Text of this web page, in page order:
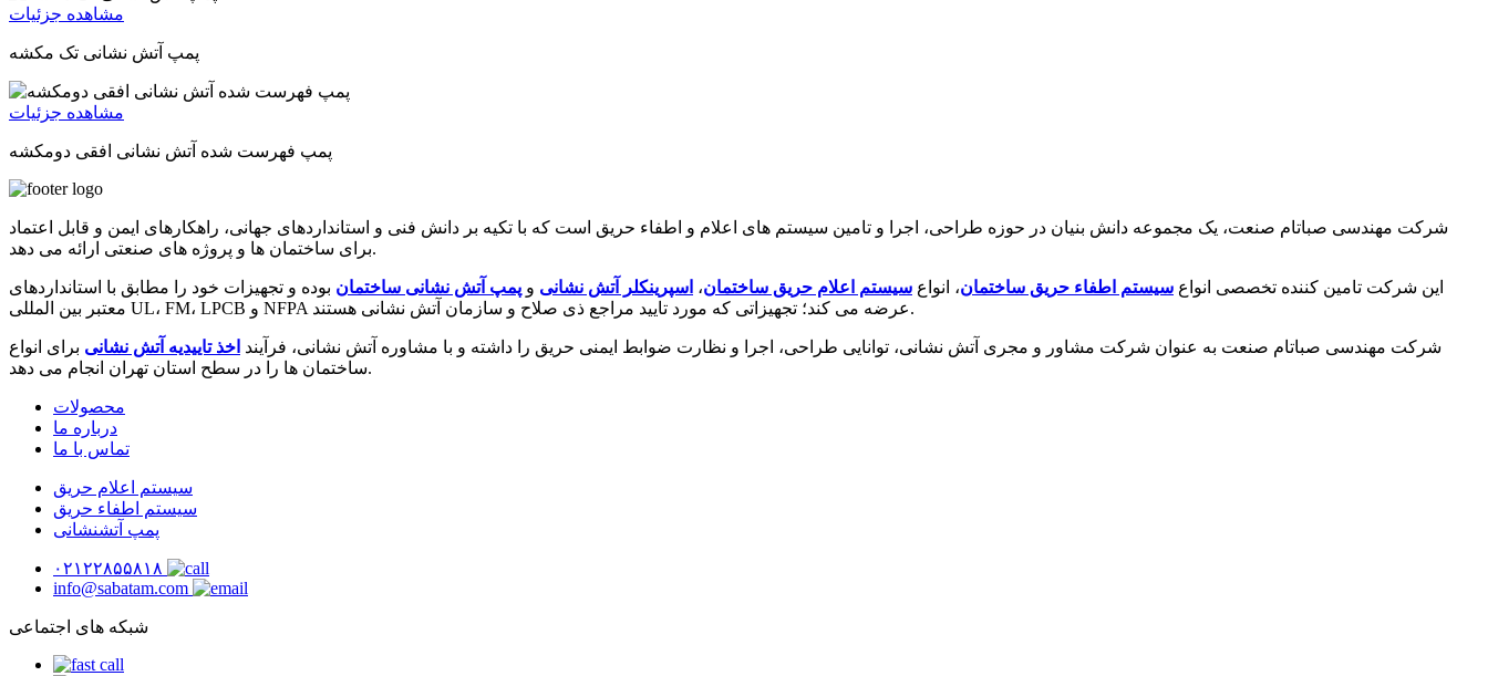
مشاهده جزئیات
پمپ آتش نشانی تک مکشه
مشاهده جزئیات
پمپ فهرست شده آتش نشانی افقی دومکشه
شرکت مهندسی صباتام صنعت، یک مجموعه دانش بنیان در حوزه طراحی، اجرا و تامین سیستم های اعلام و اطفاء حریق است که با تکیه بر دانش فنی و استانداردهای جهانی، راهکارهای ایمن و قابل اعتماد
برای ساختمان ها و پروژه های صنعتی ارائه می دهد.
این شرکت تامین کننده تخصصی انواع سیستم اطفاء حریق ساختمان، انواع سیستم اعلام حریق ساختمان، اسپرینکلر آتش نشانی و پمپ آتش نشانی ساختمان بوده و تجهیزات خود را مطابق با استانداردهای
معتبر بین المللی UL، FM، LPCB و NFPA عرضه می کند؛ تجهیزاتی که مورد تایید مراجع ذی صلاح و سازمان آتش نشانی هستند.
شرکت مهندسی صباتام صنعت به عنوان شرکت مشاور و مجری آتش نشانی، توانایی طراحی، اجرا و نظارت ضوابط ایمنی حریق را داشته و با مشاوره آتش نشانی، فرآیند اخذ تاییدیه آتش نشانی برای انواع
ساختمان ها را در سطح استان تهران انجام می دهد.
محصولات
درباره ما
تماس با ما
سیستم اعلام حریق
سیستم اطفاء حریق
پمپ آتشنشانی
۰۲۱۲۲۸۵۵۸۱۸
info@sabatam.com
شبکه های اجتماعی